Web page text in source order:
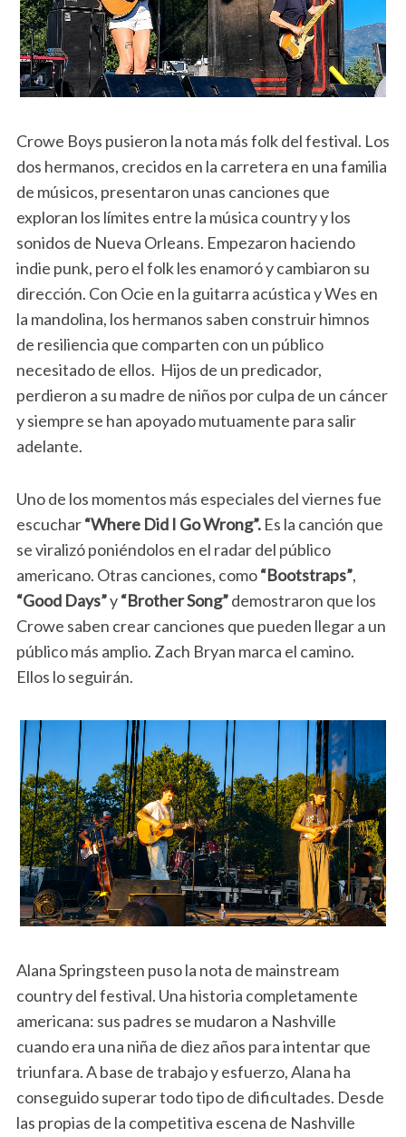
Crowe Boys pusieron la nota más folk del festival. Los
dos hermanos, crecidos en la carretera en una familia
de músicos, presentaron unas canciones que
exploran los límites entre la música country y los
sonidos de Nueva Orleans. Empezaron haciendo
indie punk, pero el folk les enamoró y cambiaron su
dirección. Con Ocie en la guitarra acústica y Wes en
la mandolina, los hermanos saben construir himnos
de resiliencia que comparten con un público
necesitado de ellos. Hijos de un predicador,
perdieron a su madre de niños por culpa de un cáncer
y siempre se han apoyado mutuamente para salir
adelante.
Uno de los momentos más especiales del viernes fue
escuchar“Where Did I Go Wrong”. Es la canción que
se viralizó poniéndolos en el radar del público
americano. Otras canciones, como“Bootstraps”,
“Good Days”y“Brother Song”demostraron que los
Crowe saben crear canciones que pueden llegar a un
público más amplio. Zach Bryan marca el camino.
Ellos lo seguirán.
Alana Springsteen puso la nota de mainstream
country del festival. Una historia completamente
americana: sus padres se mudaron a Nashville
cuando era una niña de diez años para intentar que
triunfara. A base de trabajo y esfuerzo, Alana ha
conseguido superar todo tipo de dificultades. Desde
las propias de la competitiva escena de Nashville